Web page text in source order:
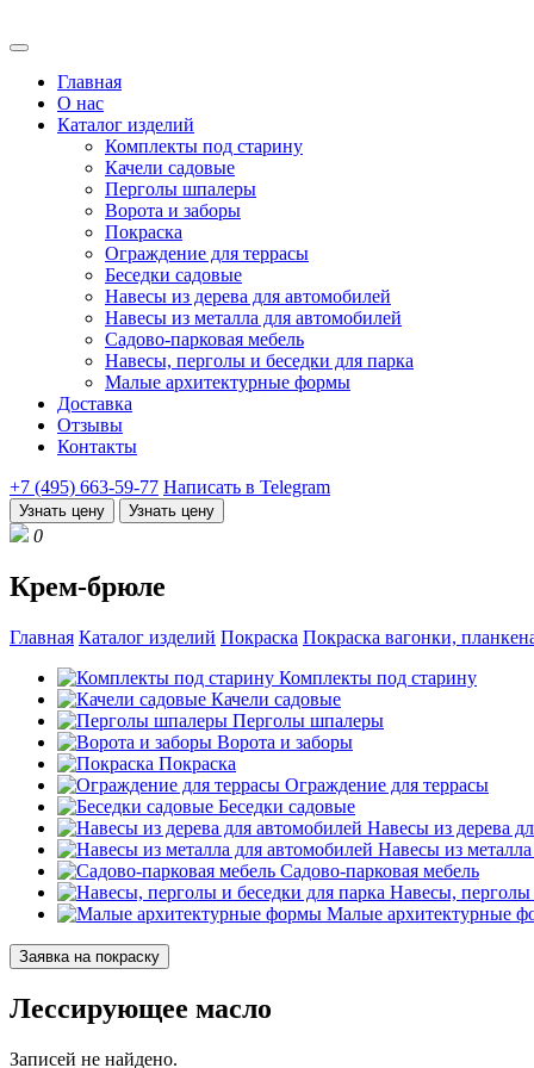
Главная
О нас
Каталог изделий
Комплекты под старину
Качели садовые
Перголы шпалеры
Ворота и заборы
Покраска
Ограждение для террасы
Беседки садовые
Навесы из дерева для автомобилей
Навесы из металла для автомобилей
Садово-парковая мебель
Навесы, перголы и беседки для парка
Малые архитектурные формы
Доставка
Отзывы
Контакты
+7 (495) 663-59-77 Написать в Telegram
Узнать цену Узнать цену
0
Крем-брюле
Главная Каталог изделий Покраска Покраска вагонки,
Комплекты под старину
Качели садовые
Перголы шпалеры
Ворота и заборы
Покраска
Ограждение для террасы
Беседки садовые
Навесы из дерева
Навесы из
Садово-парковая мебель
Навесы, перголы
Малые архитектурные
Заявка на покраску
Лессирующее масло
Записей не найдено.